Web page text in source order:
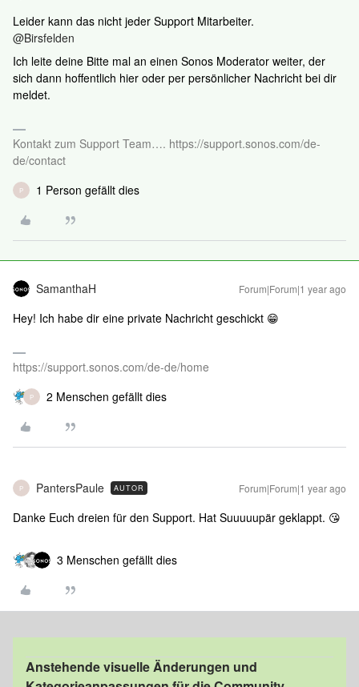
Leider kann das nicht jeder Support Mitarbeiter.
@Birsfelden
Ich leite deine Bitte mal an einen Sonos Moderator weiter, der
sich dann hoffentlich hier oder per persönlicher Nachricht bei dir
meldet.
Kontakt zum Support Team…. https://support.sonos.com/de-
de/contact
P 1 Person gefällt dies
SamanthaH Forum|Forum|1 year ago
Hey! Ich habe dir eine private Nachricht geschickt 😁
https://support.sonos.com/de-de/home
P 2 Menschen gefällt dies
P PantersPaule AUTOR Forum|Forum|1 year ago
Danke Euch dreien für den Support. Hat Suuuuupär geklappt. 😘
3 Menschen gefällt dies
Anstehende visuelle Änderungen und